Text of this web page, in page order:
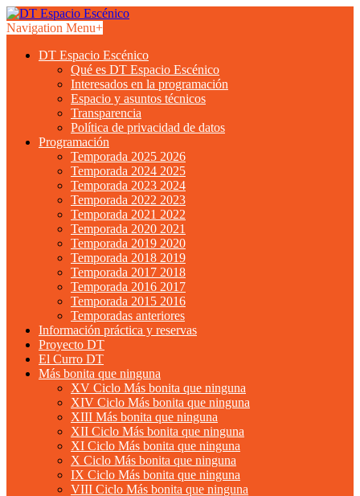
Navigation Menu+
DT Espacio Escénico
Qué es DT Espacio Escénico
Interesados en la programación
Espacio y asuntos técnicos
Transparencia
Política de privacidad de datos
Programación
Temporada 2025 2026
Temporada 2024 2025
Temporada 2023 2024
Temporada 2022 2023
Temporada 2021 2022
Temporada 2020 2021
Temporada 2019 2020
Temporada 2018 2019
Temporada 2017 2018
Temporada 2016 2017
Temporada 2015 2016
Temporadas anteriores
Información práctica y reservas
Proyecto DT
El Curro DT
Más bonita que ninguna
XV Ciclo Más bonita que ninguna
XIV Ciclo Más bonita que ninguna
XIII Más bonita que ninguna
XII Ciclo Más bonita que ninguna
XI Ciclo Más bonita que ninguna
X Ciclo Más bonita que ninguna
IX Ciclo Más bonita que ninguna
VIII Ciclo Más bonita que ninguna